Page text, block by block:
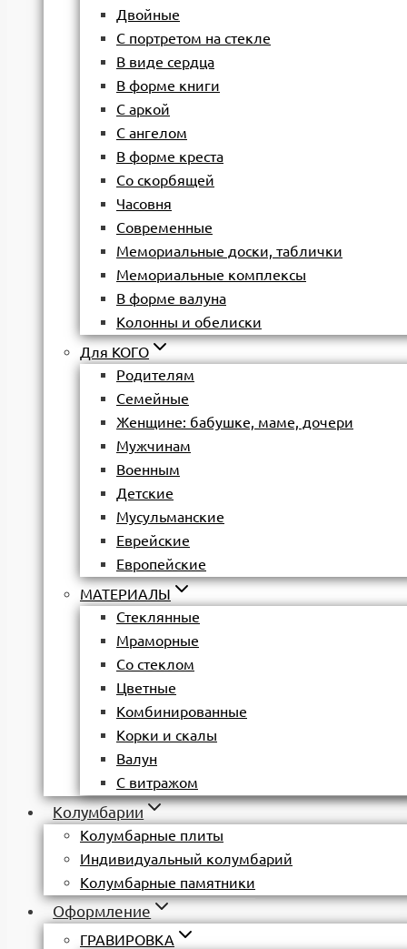
Двойные
С портретом на стекле
В виде сердца
В форме книги
С аркой
С ангелом
В форме креста
Со скорбящей
Часовня
Современные
Мемориальные доски, таблички
Мемориальные комплексы
В форме валуна
Колонны и обелиски
Для КОГО
Родителям
Семейные
Женщине: бабушке, маме, дочери
Мужчинам
Военным
Детские
Мусульманские
Еврейские
Европейские
МАТЕРИАЛЫ
Стеклянные
Мраморные
Со стеклом
Цветные
Комбинированные
Корки и скалы
Валун
С витражом
Колумбарии
Колумбарные плиты
Индивидуальный колумбарий
Колумбарные памятники
Оформление
ГРАВИРОВКА